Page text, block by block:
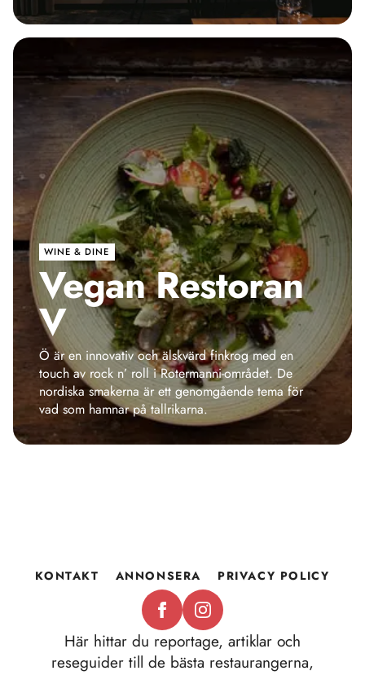
WINE & DINE
Vegan Restoran
V
Ö är en innovativ och älskvärd finkrog med en
touch av rock n’ roll i Rotermanni-området. De
nordiska smakerna är ett genomgående tema för
vad som hamnar på tallrikarna.
KONTAKT ANNONSERA PRIVACY POLICY
Här hittar du reportage, artiklar och
reseguider till de bästa restaurangerna,